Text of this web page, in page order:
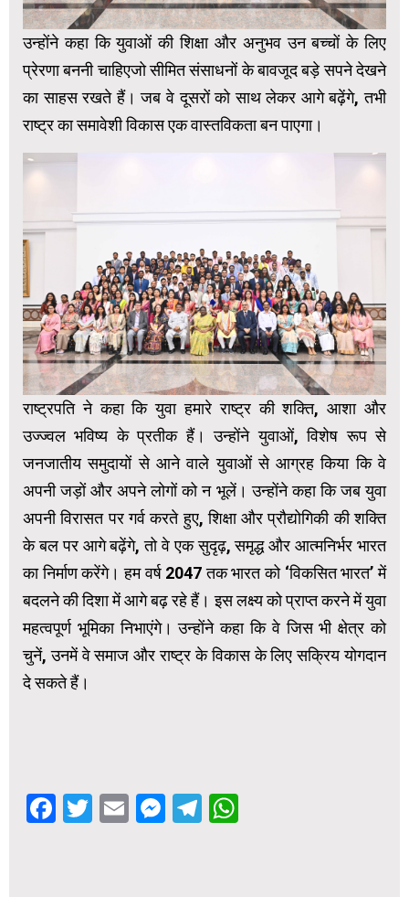
उन्होंने कहा कि युवाओं की शिक्षा और अनुभव उन बच्चों के लिए
प्रेरणा बननी चाहिएजो सीमित संसाधनों के बावजूद बड़े सपने देखने
का साहस रखते हैं। जब वे दूसरों को साथ लेकर आगे बढ़ेंगे, तभी
राष्ट्र का समावेशी विकास एक वास्तविकता बन पाएगा।
राष्ट्रपति ने कहा कि युवा हमारे राष्ट्र की शक्ति, आशा और
उज्ज्वल भविष्य के प्रतीक हैं। उन्होंने युवाओं, विशेष रूप से
जनजातीय समुदायों से आने वाले युवाओं से आग्रह किया कि वे
अपनी जड़ों और अपने लोगों को न भूलें। उन्होंने कहा कि जब युवा
अपनी विरासत पर गर्व करते हुए, शिक्षा और प्रौद्योगिकी की शक्ति
के बल पर आगे बढ़ेंगे, तो वे एक सुदृढ़, समृद्ध और आत्मनिर्भर भारत
का निर्माण करेंगे। हम वर्ष 2047 तक भारत को ‘विकसित भारत’ में
बदलने की दिशा में आगे बढ़ रहे हैं। इस लक्ष्य को प्राप्त करने में युवा
महत्वपूर्ण भूमिका निभाएंगे। उन्होंने कहा कि वे जिस भी क्षेत्र को
चुनें, उनमें वे समाज और राष्ट्र के विकास के लिए सक्रिय योगदान
दे सकते हैं।
Facebook
Twitter
EmailMessenger
Telegram